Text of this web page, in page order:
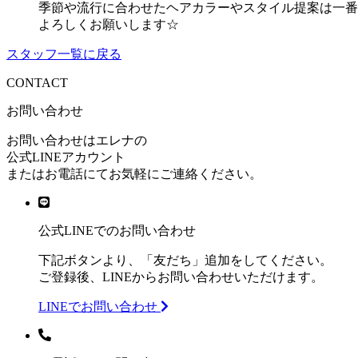
季節や流行に合わせたヘアカラーやスタイル提案は一
よろしくお願いします☆
スタッフ一覧に戻る
CONTACT
お問い合わせ
お問い合わせはエレナの
公式LINEアカウント
またはお電話にてお気軽にご連絡ください。
公式LINEでのお問い合わせ
下記ボタンより、「友だち」追加をしてください。
ご登録後、LINEからお問い合わせいただけます。
LINEでお問い合わせ